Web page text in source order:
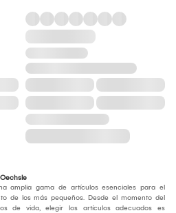
amplia gama de artículos esenciales para el
de los más pequeños. Desde el momento del
de vida, elegir los artículos adecuados es